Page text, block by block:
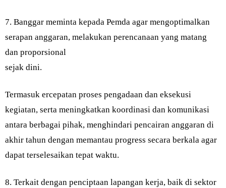
7. Banggar meminta kepada Pemda agar mengoptimalkan
serapan anggaran, melakukan perencanaan yang matang
dan proporsional
sejak dini.
Termasuk ercepatan proses pengadaan dan eksekusi
kegiatan, serta meningkatkan koordinasi dan komunikasi
antara berbagai pihak, menghindari pencairan anggaran di
akhir tahun dengan memantau progress secara berkala agar
dapat terselesaikan tepat waktu.
8. Terkait dengan penciptaan lapangan kerja, baik di sektor